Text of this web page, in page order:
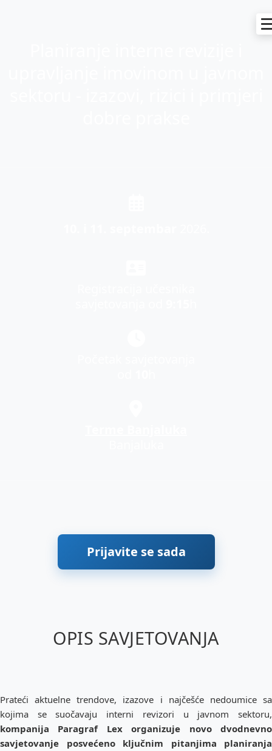
Prijavite se sada
OPIS SAVJETOVANJA
Prateći aktuelne trendove, izazove i najčešće nedoumice sa
kojima se suočavaju interni revizori u javnom sektoru,
kompanija Paragraf Lex organizuje novo dvodnevno
savjetovanje posvećeno ključnim pitanjima planiranja